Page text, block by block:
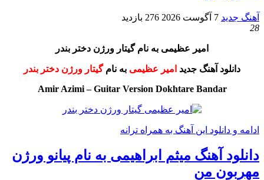
آهنگ جدید 7 آگوست 2026
276 بازدید
28
امیر عظیمی به نام گیتار ورژن دختر بندر
دانلود آهنگ جدید امیر عظیمی به نامگیتار ورژن دختر بندر
Amir Azimi – Guitar Version Dokhtare Bandar
ادامه و دانلود این آهنگ به همراه ترانه
دانلود آهنگ میثم ابراهیمی به نام پیانو ورژن
مهربون من